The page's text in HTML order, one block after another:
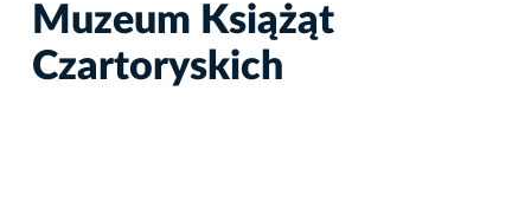
Muzeum Książąt
Czartoryskich